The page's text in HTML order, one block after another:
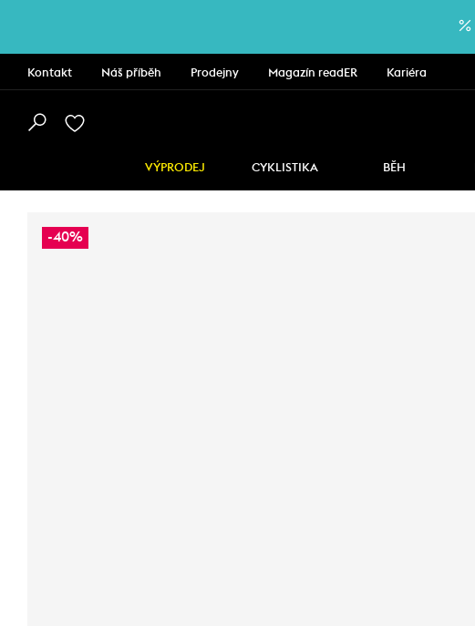
Kontakt Náš příběh Prodejny Magazín readER Kariéra
VÝPRODEJ CYKLISTIKA BĚH
-40%